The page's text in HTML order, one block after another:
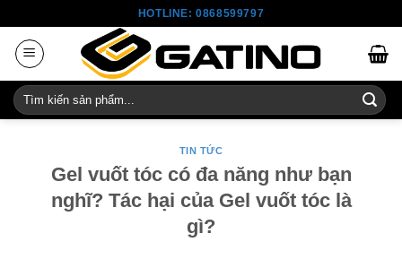
content
HOTLINE: 0868599797
Tìm
kiếm:
TIN TỨC
Gel vuốt tóc có đa năng như bạn
nghĩ? Tác hại của Gel vuốt tóc là
gì?